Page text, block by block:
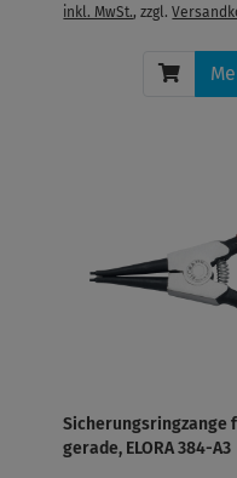
inkl. MwSt., zzgl.
Sicherungsringzange
gerade, ELORA 384-A3